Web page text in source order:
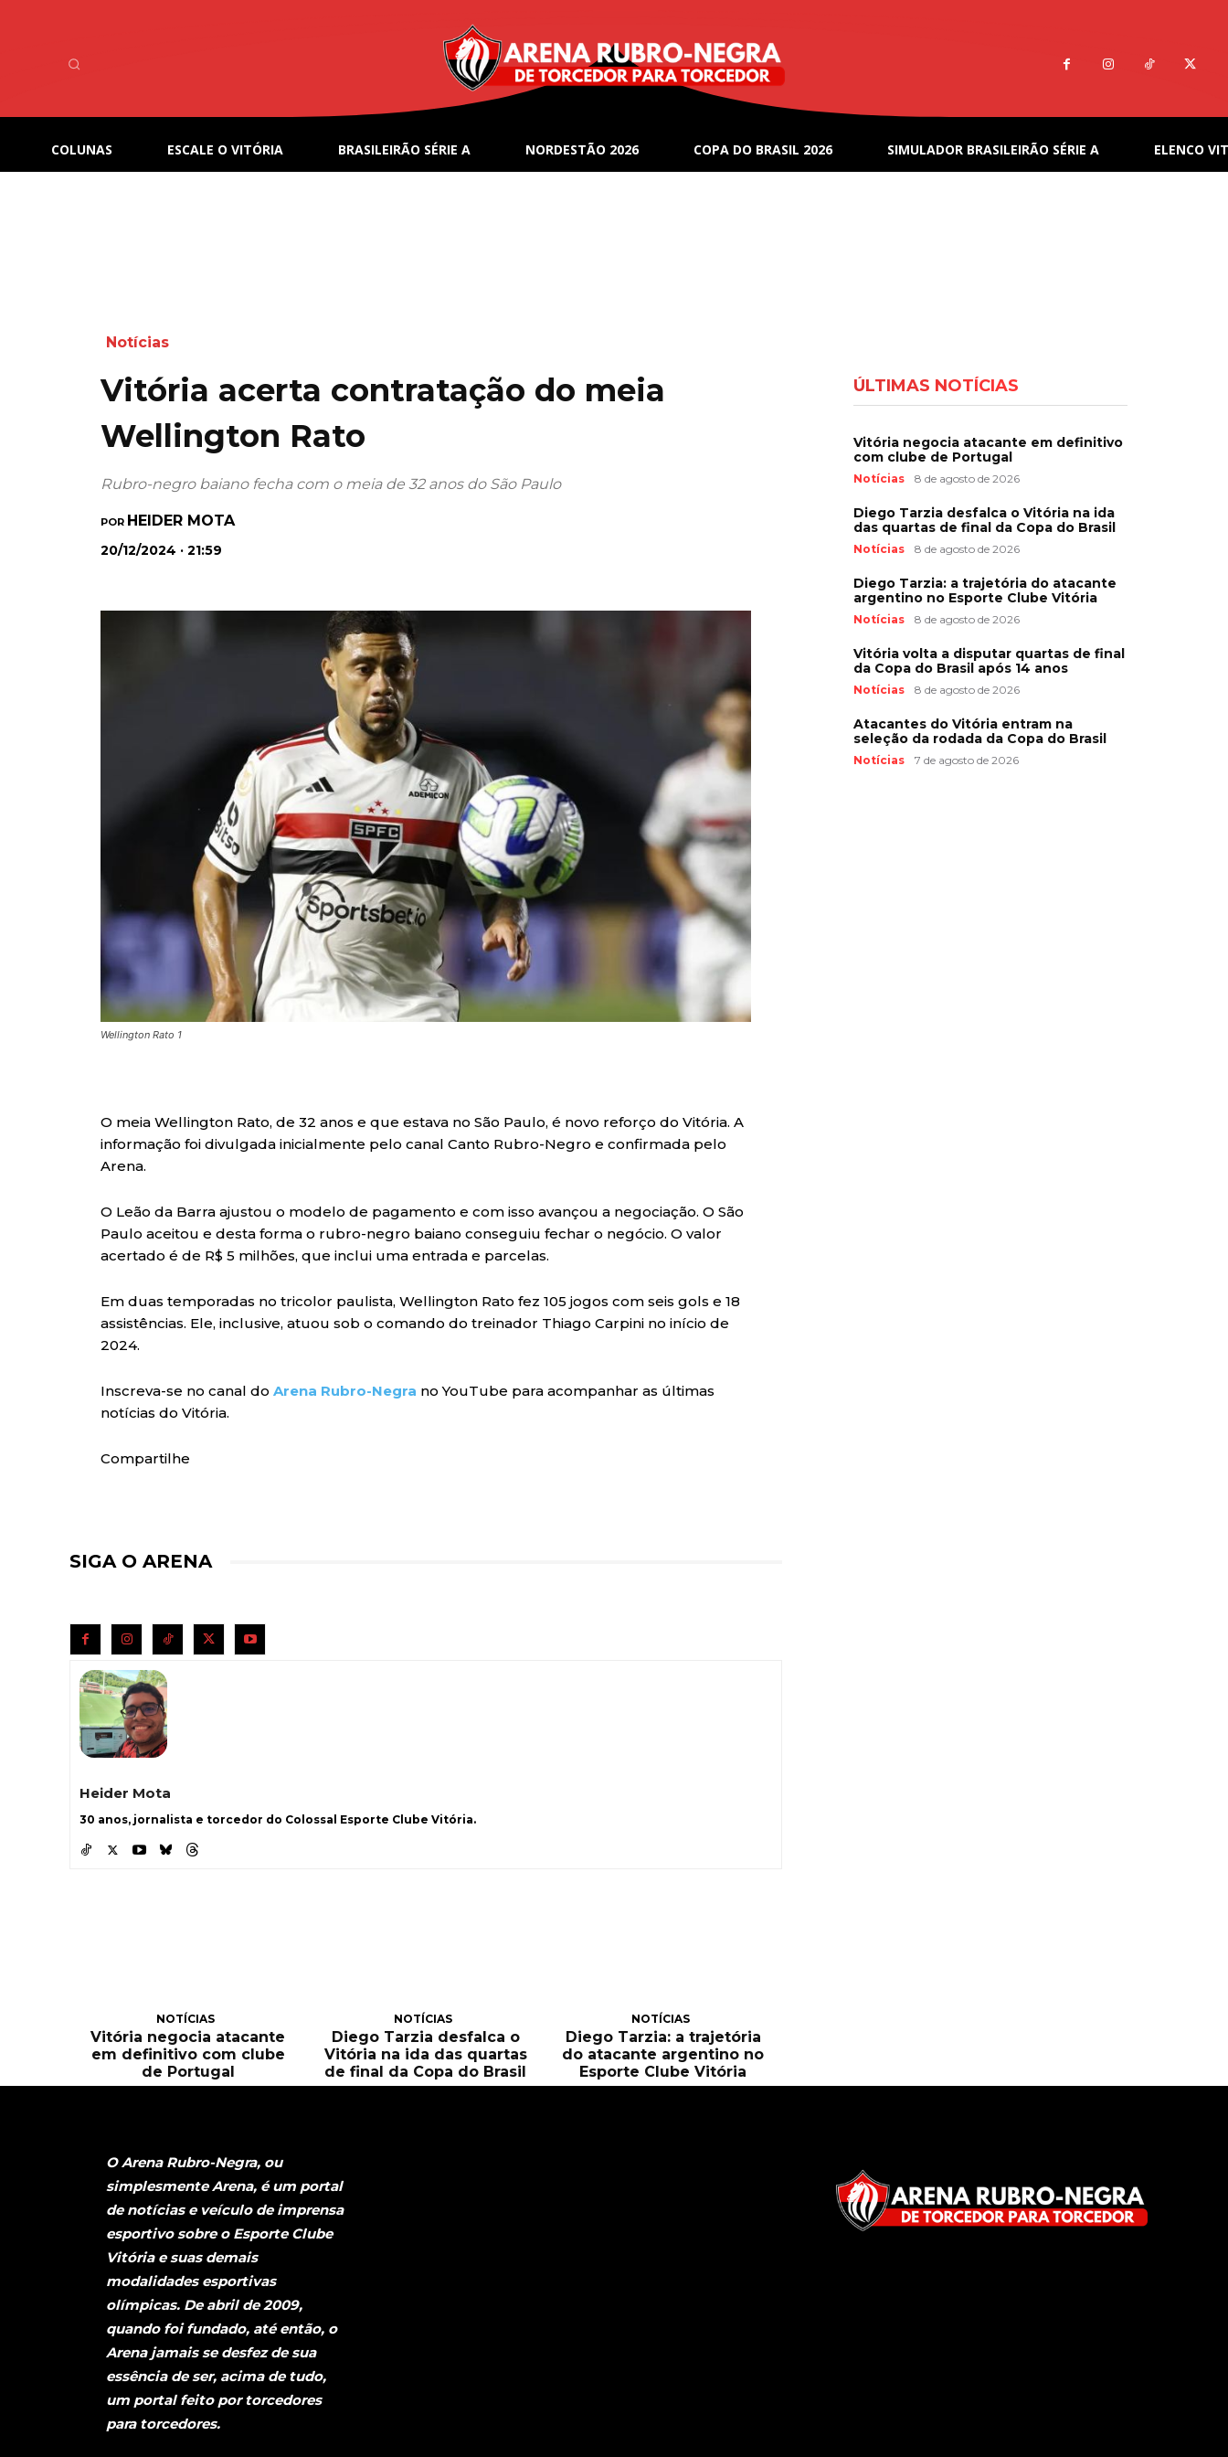
COLUNAS ESCALE O VITÓRIA BRASILEIRÃO SÉRIE A NORDESTÃO 2026 COPA DO BRASIL 2026 SIMULADOR BRASILEIRÃO SÉRIE A ELENCO
Notícias
Vitória acerta contratação do meia
Wellington Rato
Rubro-negro baiano fecha com o meia de 32 anos do São Paulo
POR HEIDER MOTA
20/12/2024 · 21:59
Wellington Rato 1
O meia Wellington Rato, de 32 anos e que estava no São Paulo, é novo reforço do Vitória. A
informação foi divulgada inicialmente pelo canal Canto Rubro-Negro e confirmada pelo
Arena.
O Leão da Barra ajustou o modelo de pagamento e com isso avançou a negociação. O São
Paulo aceitou e desta forma o rubro-negro baiano conseguiu fechar o negócio. O valor
acertado é de R$ 5 milhões, que inclui uma entrada e parcelas.
Em duas temporadas no tricolor paulista, Wellington Rato fez 105 jogos com seis gols e 18
assistências. Ele, inclusive, atuou sob o comando do treinador Thiago Carpini no início de
2024.
Inscreva-se no canal do Arena Rubro-Negra no YouTube para acompanhar as últimas
notícias do Vitória.
Compartilhe
SIGA O ARENA
Heider Mota
30 anos, jornalista e torcedor do Colossal Esporte Clube Vitória.
NOTÍCIAS
Vitória negocia atacante
em definitivo com clube
de Portugal
NOTÍCIAS
Diego Tarzia desfalca o
Vitória na ida das quartas
de final da Copa do Brasil
NOTÍCIAS
Diego Tarzia: a trajetória
do atacante argentino no
Esporte Clube Vitória
ÚLTIMAS NOTÍCIAS
Vitória negocia atacante em definitivo
com clube de Portugal
Notícias 8 de agosto de 2026
Diego Tarzia desfalca o Vitória na ida
das quartas de final da Copa do Brasil
Notícias 8 de agosto de 2026
Diego Tarzia: a trajetória do atacante
argentino no Esporte Clube Vitória
Notícias 8 de agosto de 2026
Vitória volta a disputar quartas de final
da Copa do Brasil após 14 anos
Notícias 8 de agosto de 2026
Atacantes do Vitória entram na
seleção da rodada da Copa do Brasil
Notícias 7 de agosto de 2026
O Arena Rubro-Negra, ou
simplesmente Arena, é um portal
de notícias e veículo de imprensa
esportivo sobre o Esporte Clube
Vitória e suas demais
modalidades esportivas
olímpicas. De abril de 2009,
quando foi fundado, até então, o
Arena jamais se desfez de sua
essência de ser, acima de tudo,
um portal feito por torcedores
para torcedores.